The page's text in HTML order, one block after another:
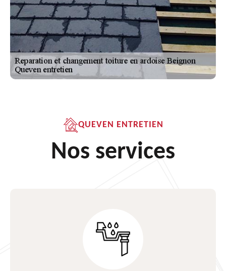
QUEVEN ENTRETIEN
Nos services